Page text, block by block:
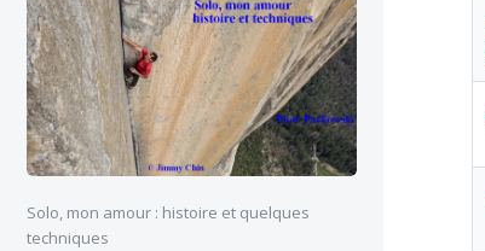
Solo, mon amour : histoire et quelques
techniques